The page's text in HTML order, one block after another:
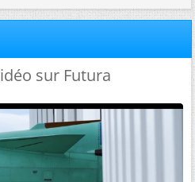
sur Futura